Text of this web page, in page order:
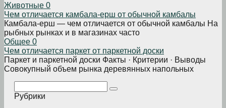
Животные 0
Чем отличается камбала-ерш от обычной камбалы
Камбала-ерш — чем отличается от обычной камбалы На
рыбных рынках и в магазинах часто
Общее 0
Чем отличается паркет от паркетной доски
Паркет и паркетной доски Факты · Критерии · Выводы
Совокупный объем рынка деревянных напольных
Рубрики